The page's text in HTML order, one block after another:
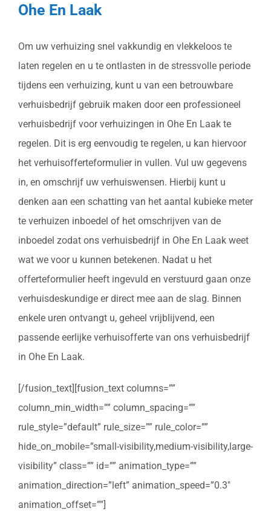
Ohe En Laak
Om uw verhuizing snel vakkundig en vlekkeloos te
laten regelen en u te ontlasten in de stressvolle periode
tijdens een verhuizing, kunt u van een betrouwbare
verhuisbedrijf gebruik maken door een professioneel
verhuisbedrijf voor verhuizingen in Ohe En Laak te
regelen. Dit is erg eenvoudig te regelen, u kan hiervoor
het verhuisofferteformulier in vullen. Vul uw gegevens
in, en omschrijf uw verhuiswensen. Hierbij kunt u
denken aan een schatting van het aantal kubieke meter
te verhuizen inboedel of het omschrijven van de
inboedel zodat ons verhuisbedrijf in Ohe En Laak weet
wat we voor u kunnen betekenen. Nadat u het
offerteformulier heeft ingevuld en verstuurd gaan onze
verhuisdeskundige er direct mee aan de slag. Binnen
enkele uren ontvangt u, geheel vrijblijvend, een
passende eerlijke verhuisofferte van ons verhuisbedrijf
in Ohe En Laak.
[/fusion_text][fusion_text columns=””
column_min_width=”” column_spacing=””
rule_style=”default” rule_size=”” rule_color=””
hide_on_mobile=”small-visibility,medium-visibility,large-
visibility” class=”” id=”” animation_type=””
animation_direction=”left” animation_speed=”0.3″
animation_offset=””]